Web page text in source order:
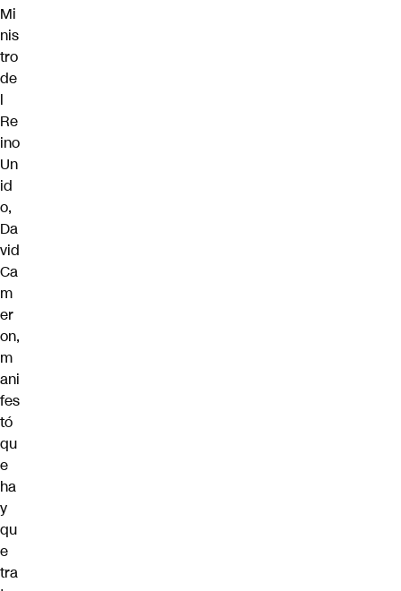
Mi
nis
tro
de
l
Re
ino
Un
id
o,
Da
vid
Ca
m
er
on,
m
ani
fes
tó
qu
e
ha
y
qu
e
tra